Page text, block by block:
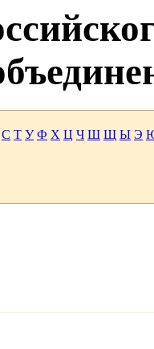
С Т У Ф Х Ц Ч Ш Щ Ы Э